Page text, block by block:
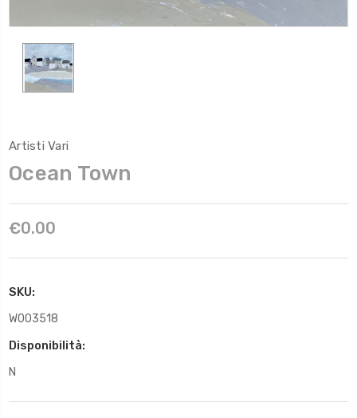
Artisti Vari
Ocean Town
€0.00
SKU:
W003518
Disponibilità:
N